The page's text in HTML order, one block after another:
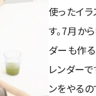
使ったイ
す。7月か
ダーも作
レンダーで
ンをやるの